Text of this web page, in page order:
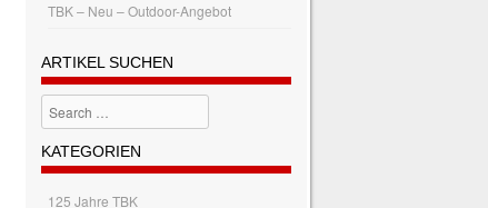
TBK – Neu – Outdoor-Angebot
ARTIKEL SUCHEN
Search
KATEGORIEN
125 Jahre TBK